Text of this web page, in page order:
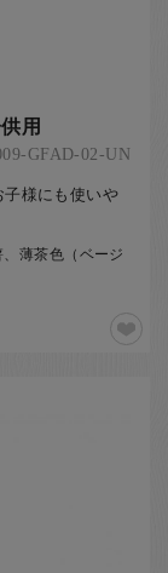
用
GFAD-02-UN
様にも使いや
薄茶色（ベージ